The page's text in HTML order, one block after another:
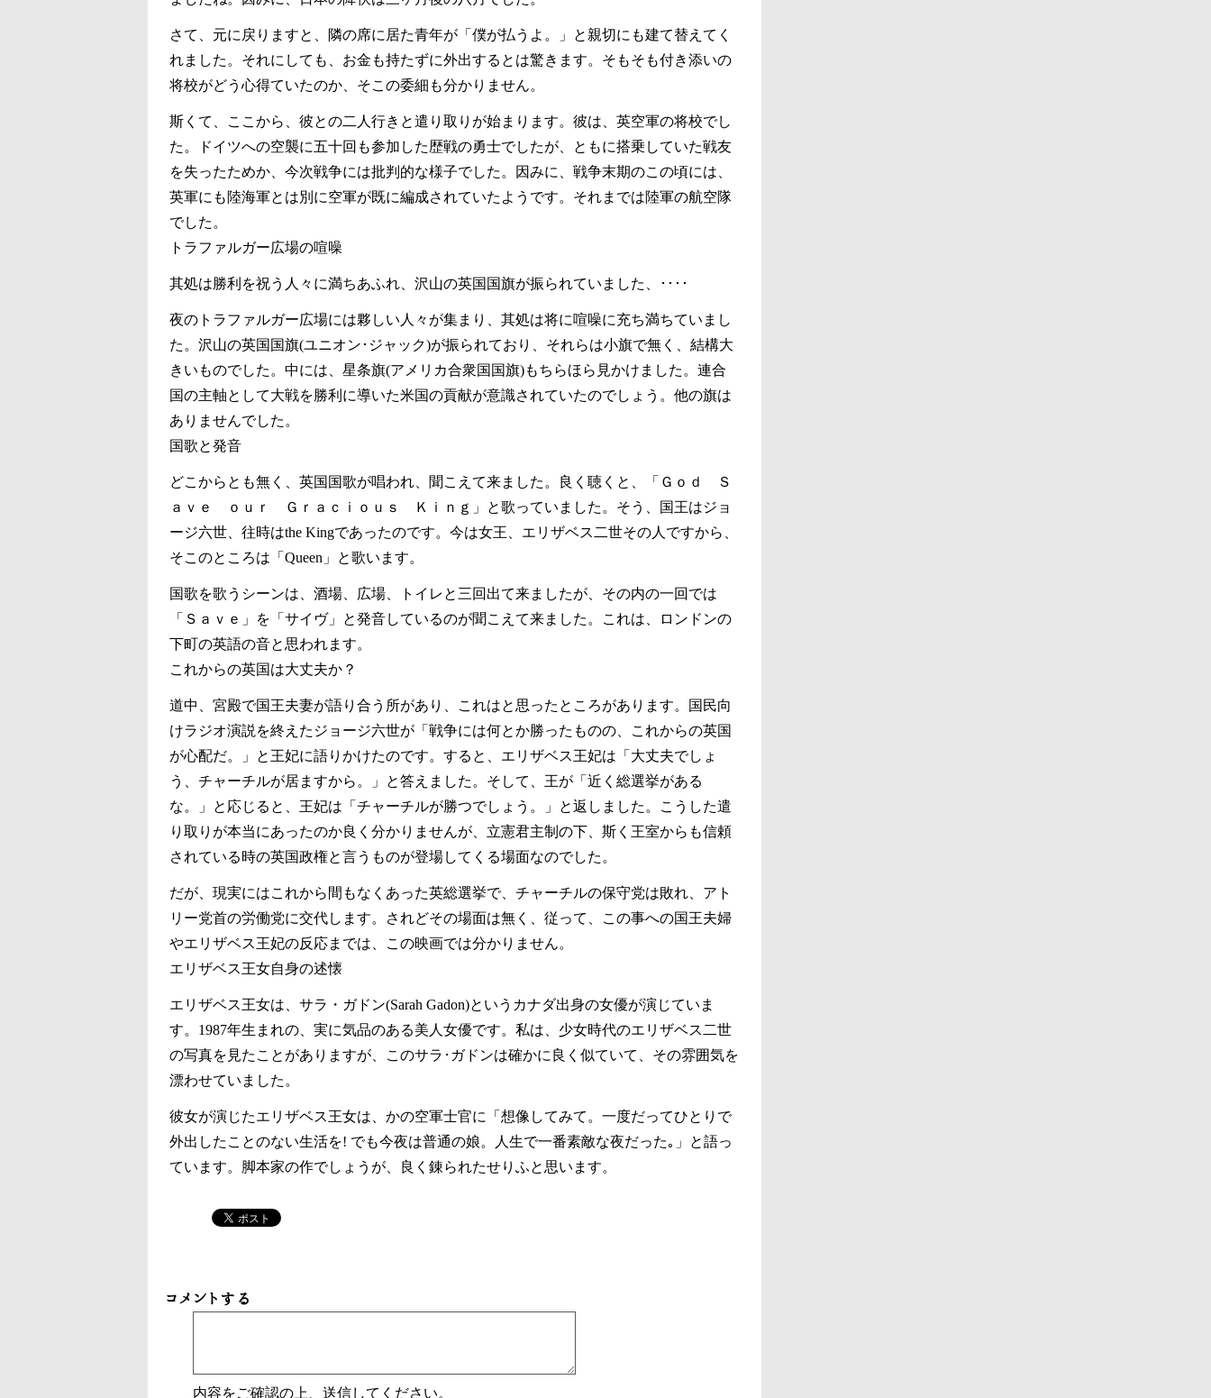
さて、元に戻りますと、隣の席に居た青年が「僕が払うよ。」と親切にも建て替えてく
れました。それにしても、お金も持たずに外出するとは驚きます。そもそも付き添いの
将校がどう心得ていたのか、そこの委細も分かりません。
斯くて、ここから、彼との二人行きと遣り取りが始まります。彼は、英空軍の将校でし
た。ドイツへの空襲に五十回も参加した歴戦の勇士でしたが、ともに搭乗していた戦友
を失ったためか、今次戦争には批判的な様子でした。因みに、戦争末期のこの頃には、
英軍にも陸海軍とは別に空軍が既に編成されていたようです。それまでは陸軍の航空隊
でした。
トラファルガー広場の喧噪
其処は勝利を祝う人々に満ちあふれ、沢山の英国国旗が振られていました、････
夜のトラファルガー広場には夥しい人々が集まり、其処は将に喧噪に充ち満ちていまし
た。沢山の英国国旗(ユニオン･ジャック)が振られており、それらは小旗で無く、結構大
きいものでした。中には、星条旗(アメリカ合衆国国旗)もちらほら見かけました。連合
国の主軸として大戦を勝利に導いた米国の貢献が意識されていたのでしょう。他の旗は
ありませんでした。
国歌と発音
どこからとも無く、英国国歌が唱われ、聞こえて来ました。良く聴くと、「Ｇｏｄ Ｓ
ａｖｅ ｏｕｒ Ｇｒａｃｉｏｕｓ Ｋｉｎｇ」と歌っていました。そう、国王はジョ
ージ六世、往時はthe Kingであったのです。今は女王、エリザベス二世その人ですから、
そこのところは「Queen」と歌います。
国歌を歌うシーンは、酒場、広場、トイレと三回出て来ましたが、その内の一回では
「Ｓａｖｅ」を「サイヴ」と発音しているのが聞こえて来ました。これは、ロンドンの
下町の英語の音と思われます。
これからの英国は大丈夫か？
道中、宮殿で国王夫妻が語り合う所があり、これはと思ったところがあります。国民向
けラジオ演説を終えたジョージ六世が「戦争には何とか勝ったものの、これからの英国
が心配だ。」と王妃に語りかけたのです。すると、エリザベス王妃は「大丈夫でしょ
う、チャーチルが居ますから。」と答えました。そして、王が「近く総選挙がある
な。」と応じると、王妃は「チャーチルが勝つでしょう。」と返しました。こうした遣
り取りが本当にあったのか良く分かりませんが、立憲君主制の下、斯く王室からも信頼
されている時の英国政権と言うものが登場してくる場面なのでした。
だが、現実にはこれから間もなくあった英総選挙で、チャーチルの保守党は敗れ、アト
リー党首の労働党に交代します。されどその場面は無く、従って、この事への国王夫婦
やエリザベス王妃の反応までは、この映画では分かりません。
エリザベス王女自身の述懐
エリザベス王女は、サラ・ガドン(Sarah Gadon)というカナダ出身の女優が演じていま
す。1987年生まれの、実に気品のある美人女優です。私は、少女時代のエリザベス二世
の写真を見たことがありますが、このサラ･ガドンは確かに良く似ていて、その雰囲気を
漂わせていました。
彼女が演じたエリザベス王女は、かの空軍士官に「想像してみて。一度だってひとりで
外出したことのない生活を! でも今夜は普通の娘。人生で一番素敵な夜だった｡」と語っ
ています。脚本家の作でしょうが、良く錬られたせりふと思います。
コメントする
内容をご確認の上、送信してください。